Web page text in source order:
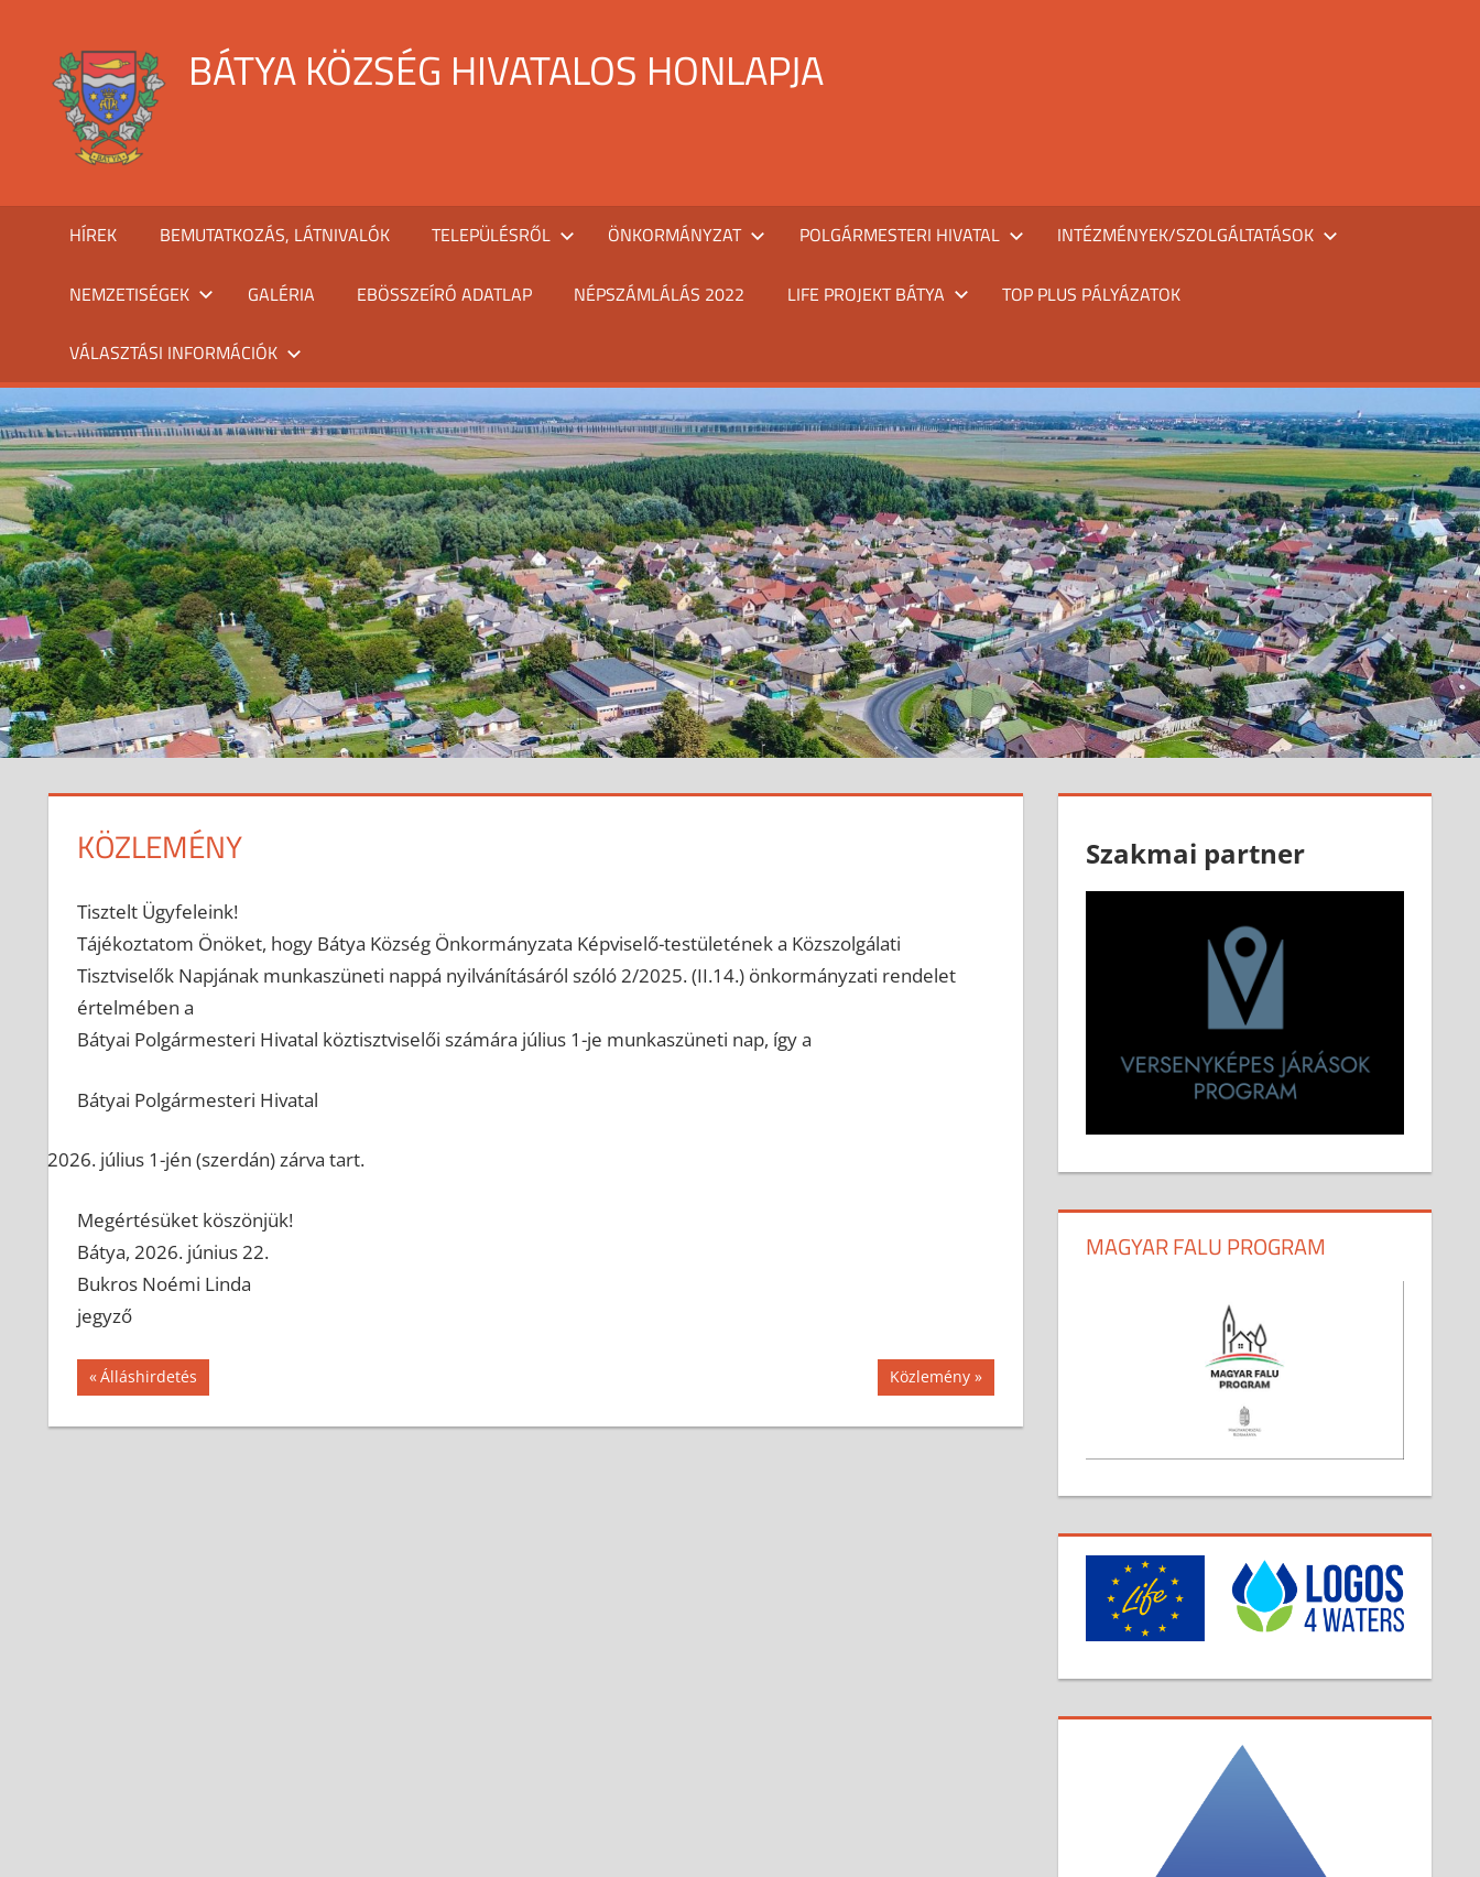
content
BÁTYA KÖZSÉG HIVATALOS HONLAPJA
HÍREK BEMUTATKOZÁS, LÁTNIVALÓK TELEPÜLÉSRŐL ÖNKORMÁNYZAT POLGÁRMESTERI HIVATAL INTÉZMÉNYEK/SZOLGÁLTATÁSOK
NEMZETISÉGEK GALÉRIA EBÖSSZEÍRÓ ADATLAP NÉPSZÁMLÁLÁS 2022 LIFE PROJEKT BÁTYA TOP PLUS PÁLYÁZATOK
VÁLASZTÁSI INFORMÁCIÓK
KÖZLEMÉNY
Tisztelt Ügyfeleink!
Tájékoztatom Önöket, hogy Bátya Község Önkormányzata Képviselő-testületének a Közszolgálati
Tisztviselők Napjának munkaszüneti nappá nyilvánításáról szóló 2/2025. (II.14.) önkormányzati rendelet
értelmében a
Bátyai Polgármesteri Hivatal köztisztviselői számára július 1-je munkaszüneti nap, így a
Bátyai Polgármesteri Hivatal
július 1-jén (szerdán) zárva tart.
Megértésüket köszönjük!
Bátya, 2026. június 22.
Bukros Noémi Linda
jegyző
Bejegyzés
navigáció
Previous
Post:
Álláshirdetés
Next
Post:
Közlemény
Szakmai partner
MAGYAR FALU PROGRAM